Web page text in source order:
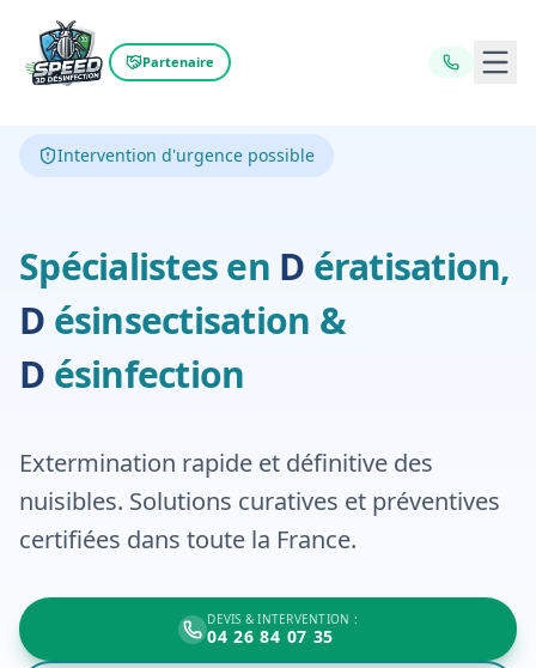
Partenaire
Intervention d'urgence possible
Spécialistes en Dératisation,
D ératisation,
D ésinsectisation &
D ésinfection
Extermination rapide et définitive des
nuisibles. Solutions curatives et préventives
certifiées dans toute la France.
DEVIS & INTERVENTION :
04 26 84 07 35